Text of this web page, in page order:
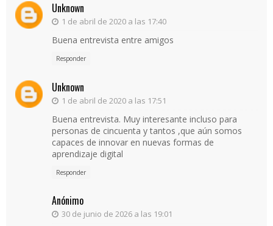
Unknown
1 de abril de 2020 a las 17:40
Buena entrevista entre amigos
Responder
Unknown
1 de abril de 2020 a las 17:51
Buena entrevista. Muy interesante incluso para
personas de cincuenta y tantos ,que aún somos
capaces de innovar en nuevas formas de
aprendizaje digital
Responder
Anónimo
30 de junio de 2026 a las 19:01